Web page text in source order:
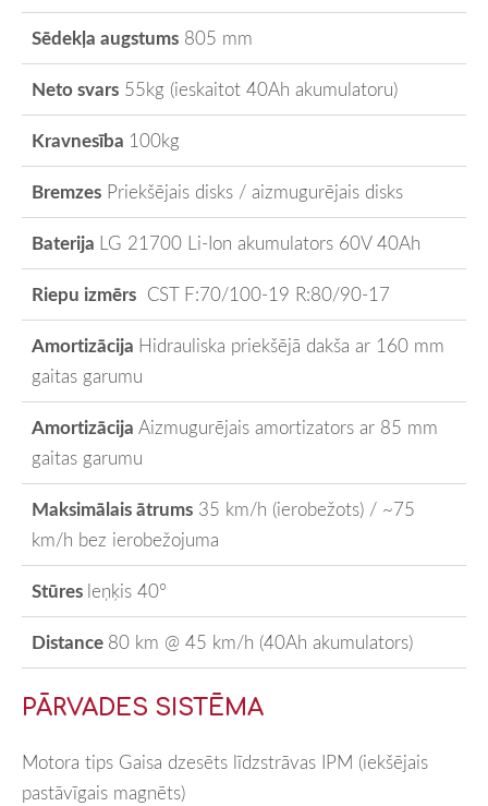
Sēdekļa augstums 805 mm
Neto svars 55kg (ieskaitot 40Ah akumulatoru)
Kravnesība 100kg
Bremzes Priekšējais disks / aizmugurējais disks
Baterija LG 21700 Li-Ion akumulators 60V 40Ah
Riepu izmērs CST F:70/100-19 R:80/90-17
Amortizācija Hidrauliska priekšējā dakša ar 160 mm
gaitas garumu
AmortizācijaAizmugurējais amortizators ar 85 mm
gaitas garumu
Maksimālais ātrums 35 km/h (ierobežots) / ~75
km/h bez ierobežojuma
Stūres leņķis 40°
Distance 80 km @ 45 km/h (40Ah akumulators)
PĀRVADES SISTĒMA
Motora tips Gaisa dzesēts līdzstrāvas IPM (iekšējais
pastāvīgais magnēts)